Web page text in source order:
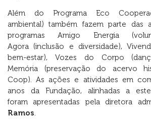
Além do Programa Eco
ambiental) também fazem parte das
programas Amigo Energia
Agora (inclusão e diversidade),
bem-estar), Vozes do Corpo
Memória (preservação do acervo
Coop). As ações e atividades em
anos da Fundação, alinhadas a
foram apresentadas pela diretora
Ramos.